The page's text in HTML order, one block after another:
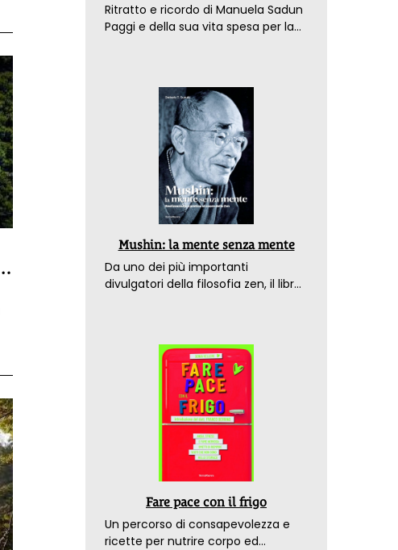
Ritratto e ricordo di Manuela Sadun
Paggi e della sua vita spesa per la
Mushin: la mente senza mente
Da uno dei più importanti
divulgatori della filosofia zen, il libro
Fare pace con il frigo
Un percorso di consapevolezza e
ricette per nutrire corpo ed